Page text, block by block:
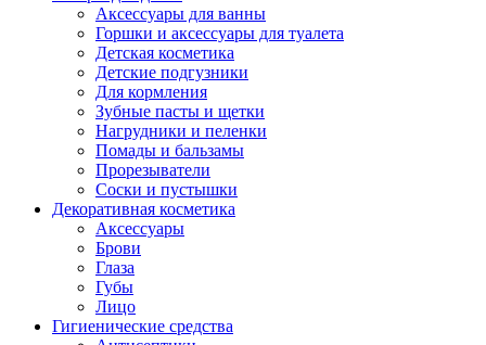
Аксессуары для ванны
Горшки и аксессуары для туалета
Детская косметика
Детские подгузники
Для кормления
Зубные пасты и щетки
Нагрудники и пеленки
Помады и бальзамы
Прорезыватели
Соски и пустышки
Декоративная косметика
Аксессуары
Брови
Глаза
Губы
Лицо
Гигиенические средства